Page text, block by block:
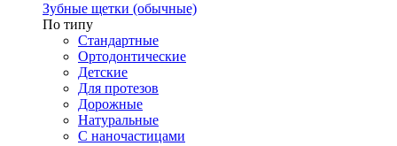
Зубные щетки (обычные)
По типу
Стандартные
Ортодонтические
Детские
Для протезов
Дорожные
Натуральные
С наночастицами